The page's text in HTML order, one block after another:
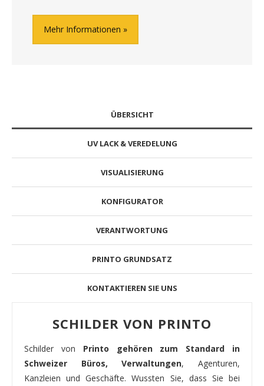
Mehr Informationen
ÜBERSICHT
UV LACK & VEREDELUNG
VISUALISIERUNG
KONFIGURATOR
VERANTWORTUNG
PRINTO GRUNDSATZ
KONTAKTIEREN SIE UNS
SCHILDER VON PRINTO
Schilder von Printo gehören zum Standard in
Schweizer Büros, Verwaltungen, Agenturen,
Kanzleien und Geschäfte. Wussten Sie, dass Sie bei